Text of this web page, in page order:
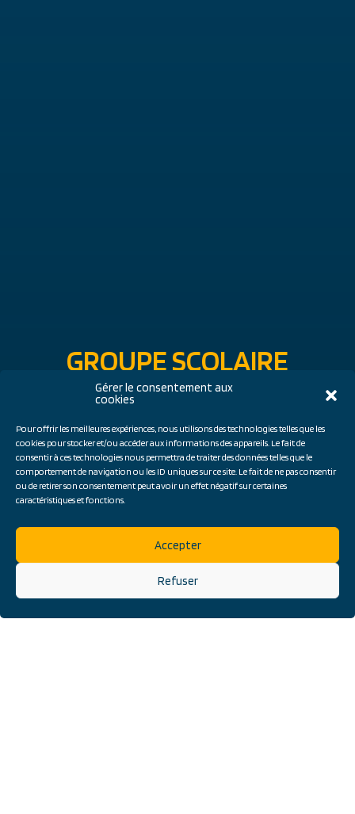
Gérer le consentement aux
cookies
Pour offrir les meilleures expériences, nous utilisons des technologies telles que les
cookies pour stocker et/ou accéder aux informations des appareils. Le fait de
consentir à ces technologies nous permettra de traiter des données telles que le
comportement de navigation ou les ID uniques sur ce site. Le fait de ne pas consentir
ou de retirer son consentement peut avoir un effet négatif sur certaines
caractéristiques et fonctions.
Accepter
Refuser
GROUPE SCOLAIRE
FONTANIEU À PAREMPUYRE
(33)
ACCUEIL»ACTUALITÉS»GROUPE SCOLAIRE FONTANIEU À
PAREMPUYRE (33)